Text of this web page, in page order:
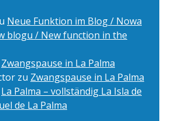
Neue Funktion im Blog / Nowa
blogu / New function in the
Zwangspause in La Palma
zu Zwangspause in La Palma
La Palma – vollständig La Isla de
de La Palma